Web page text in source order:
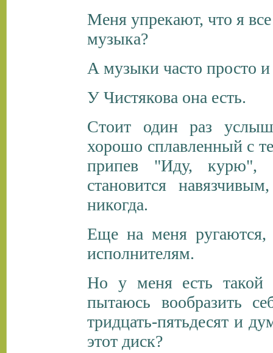
Меня упрекают, что я
музыка?
А музыки часто просто и
У Чистякова она есть.
Стоит один раз
хорошо сплавленный с
припев "Иду, курю",
становится
никогда.
Еще на меня
исполнителям.
Но у меня есть такой
пытаюсь вообразить
тридцать-пятьдесят и
этот диск?